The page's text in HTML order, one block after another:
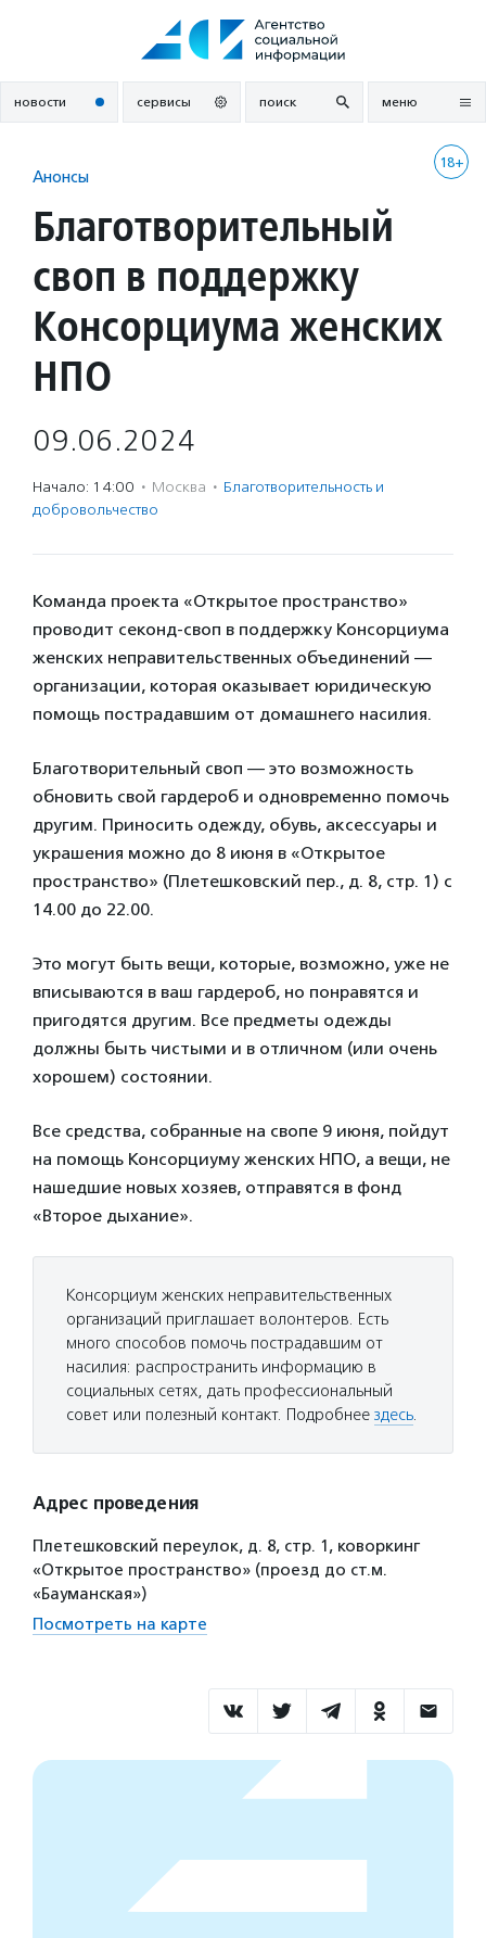
новости сервисы поиск меню
18+
Анонсы
Благотворительный
своп в поддержку
Консорциума женских
НПО
09.06.2024
Начало: 14:00 · Москва · Благотвори­тель­ность и
доброволь­чест­во
Команда проекта «Открытое пространство»
проводит секонд-своп в поддержку Консорциума
женских неправительственных объединений —
организации, которая оказывает юридическую
помощь пострадавшим от домашнего насилия.
Благотворительный своп — это возможность
обновить свой гардероб и одновременно помочь
другим. Приносить одежду, обувь, аксессуары и
украшения можно до 8 июня в «Открытое
пространство» (Плетешковский пер., д. 8, стр. 1) с
14.00 до 22.00.
Это могут быть вещи, которые, возможно, уже не
вписываются в ваш гардероб, но понравятся и
пригодятся другим. Все предметы одежды
должны быть чистыми и в отличном (или очень
хорошем) состоянии.
Все средства, собранные на свопе 9 июня, пойдут
на помощь Консорциуму женских НПО, а вещи, не
нашедшие новых хозяев, отправятся в фонд
«Второе дыхание».
Консорциум женских неправительственных
организаций приглашает волонтеров. Есть
много способов помочь пострадавшим от
насилия: распространить информацию в
социальных сетях, дать профессиональный
совет или полезный контакт. Подробнее здесь.
Адрес проведения
Плетешковский переулок, д. 8, стр. 1, коворкинг
«Открытое пространство» (проезд до ст.м.
«Бауманская»)
Посмотреть на карте